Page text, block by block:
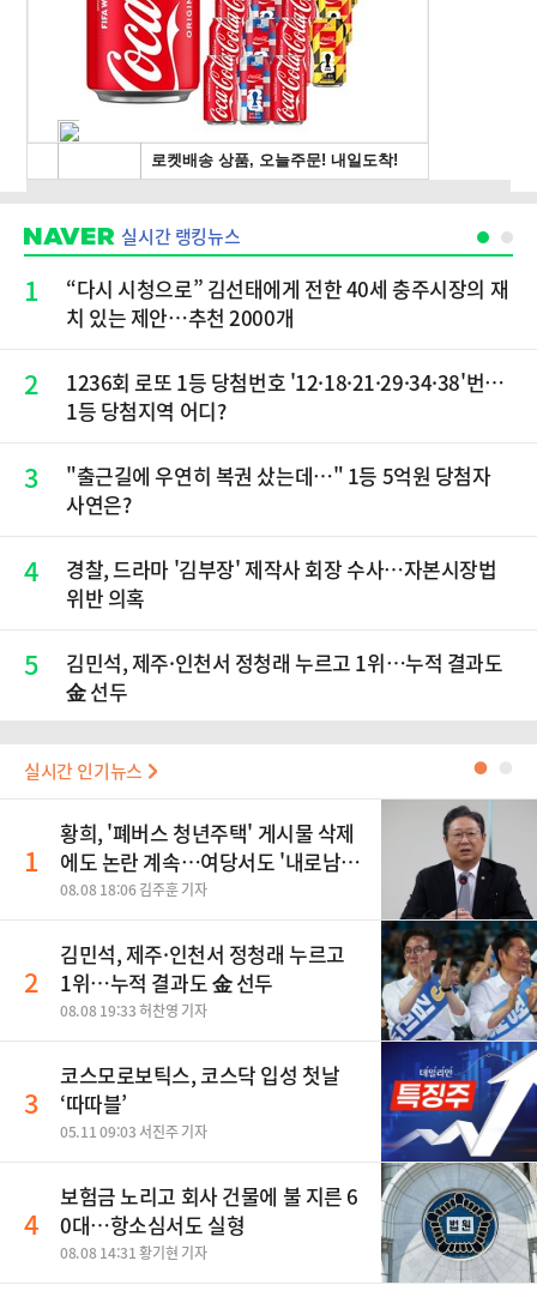
실시간 랭킹뉴스
1
“다시 시청으로” 김선태에게 전한 40세 충주시장의 재
치 있는 제안…추천 2000개
2
1236회 로또 1등 당첨번호 '12·18·21·29·34·38'번…
1등 당첨지역 어디?
3
"출근길에 우연히 복권 샀는데…" 1등 5억원 당첨자
사연은?
4
경찰, 드라마 '김부장' 제작사 회장 수사…자본시장법
위반 의혹
5
김민석, 제주·인천서 정청래 누르고 1위…누적 결과도
金 선두
실시간 인기뉴스 ●
1
황희, '폐버스 청년주택' 게시물 삭제
에도 논란 계속…여당서도 '내로남
불' 비판
08.08 18:06 김주훈 기자
2
김민석, 제주·인천서 정청래 누르고
1위…누적 결과도 金 선두
08.08 19:33 허찬영 기자
3
코스모로보틱스, 코스닥 입성 첫날
‘따따블’
05.11 09:03 서진주 기자
4
보험금 노리고 회사 건물에 불 지른 6
0대…항소심서도 실형
08.08 14:31 황기현 기자